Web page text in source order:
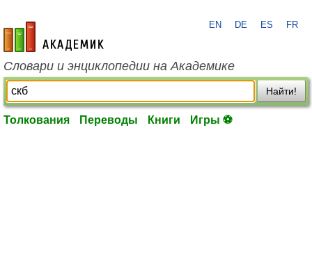
academic.ru
EN DE ES FR
Словари и энциклопедии на Академике
Найти!
Толкования Переводы Книги Игры ⚽